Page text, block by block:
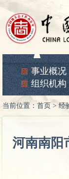
事业概况
组织机构
当前位置： 首页 > 经
河南南阳